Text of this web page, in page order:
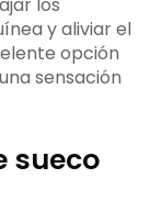
los
y aliviar el
opción
sensación
sueco